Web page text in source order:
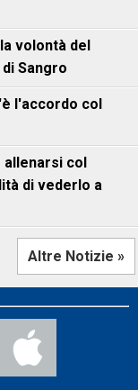
volontà del
Sangro
l'accordo col
allenarsi col
di vederlo a
Altre Notizie »